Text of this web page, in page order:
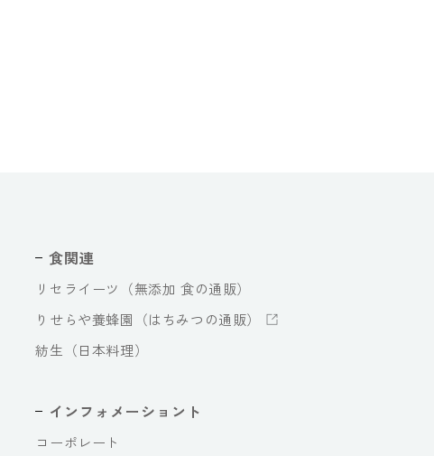
食関連
リセライーツ（無添加 食の通販）
りせらや養蜂園（はちみつの通販）
紡生（日本料理）
インフォメーショント
コーポレート